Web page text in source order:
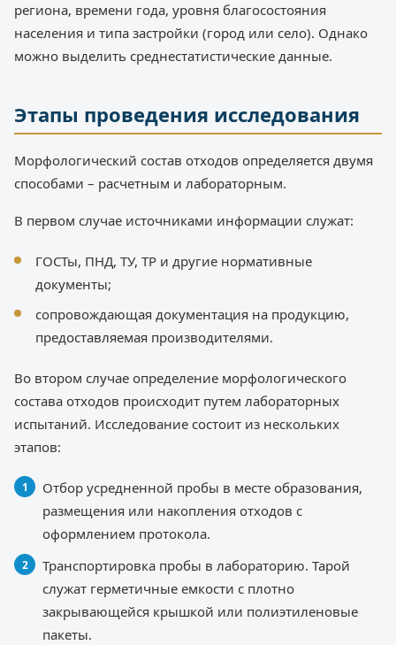
региона, времени года, уровня благосостояния
населения и типа застройки (город или село). Однако
можно выделить среднестатистические данные.
Этапы проведения исследования
Морфологический состав отходов определяется двумя
способами – расчетным и лабораторным.
В первом случае источниками информации служат:
ГОСТы, ПНД, ТУ, ТР и другие нормативные
документы;
сопровождающая документация на продукцию,
предоставляемая производителями.
Во втором случае определение морфологического
состава отходов происходит путем лабораторных
испытаний. Исследование состоит из нескольких
этапов:
Отбор усредненной пробы в месте образования,
размещения или накопления отходов с
оформлением протокола.
Транспортировка пробы в лабораторию. Тарой
служат герметичные емкости с плотно
закрывающейся крышкой или полиэтиленовые
пакеты.